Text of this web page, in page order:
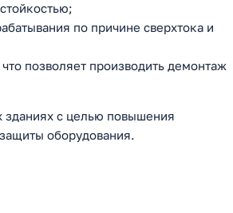
по причине сверхтока и
позволяет производить демонтаж
зданиях с целью повышения
оборудования.